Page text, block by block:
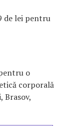
de lei pentru
o
corporală
Brasov,